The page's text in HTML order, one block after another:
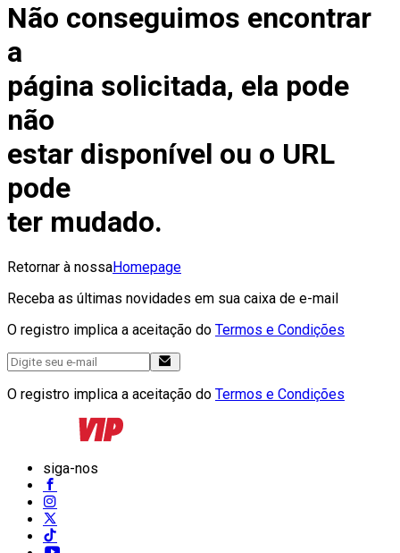
Não conseguimos encontrar
a
página solicitada, ela pode
não
estar disponível ou o URL
pode
ter mudado.
Retornar à nossaHomepage
Receba as últimas novidades em sua caixa de e-mail
O registro implica a aceitação do Termos e Condições
O registro implica a aceitação do Termos e Condições
siga-nos